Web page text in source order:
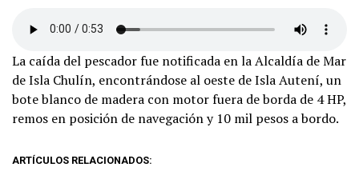
La caída del pescador fue notificada en la Alcaldía de Mar
de Isla Chulín, encontrándose al oeste de Isla Autení, un
bote blanco de madera con motor fuera de borda de 4 HP,
remos en posición de navegación y 10 mil pesos a bordo.
ARTÍCULOS RELACIONADOS: